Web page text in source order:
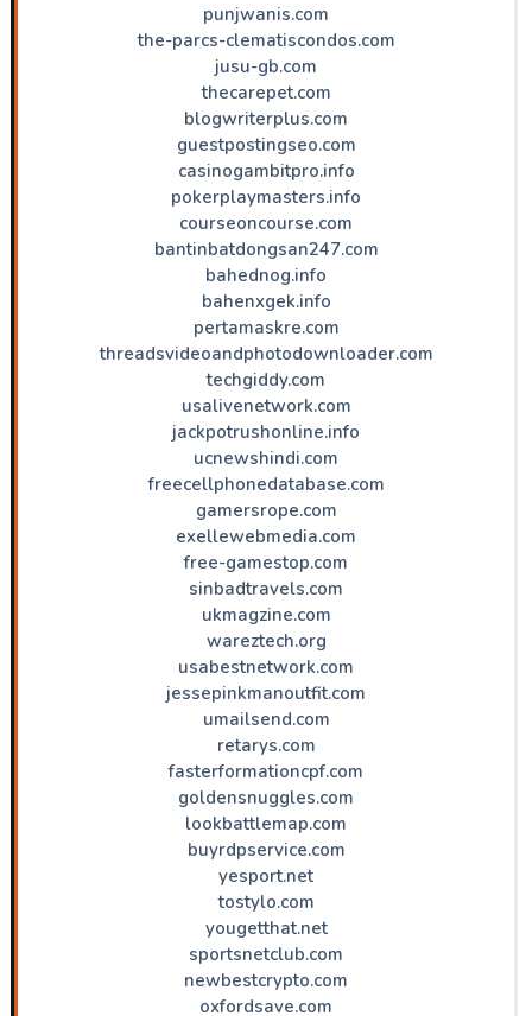
punjwanis.com
the-parcs-clematiscondos.com
jusu-gb.com
thecarepet.com
blogwriterplus.com
guestpostingseo.com
casinogambitpro.info
pokerplaymasters.info
courseoncourse.com
bantinbatdongsan247.com
bahednog.info
bahenxgek.info
pertamaskre.com
threadsvideoandphotodownloader.com
techgiddy.com
usalivenetwork.com
jackpotrushonline.info
ucnewshindi.com
freecellphonedatabase.com
gamersrope.com
exellewebmedia.com
free-gamestop.com
sinbadtravels.com
ukmagzine.com
wareztech.org
usabestnetwork.com
jessepinkmanoutfit.com
umailsend.com
retarys.com
fasterformationcpf.com
goldensnuggles.com
lookbattlemap.com
buyrdpservice.com
yesport.net
tostylo.com
yougetthat.net
sportsnetclub.com
newbestcrypto.com
oxfordsave.com